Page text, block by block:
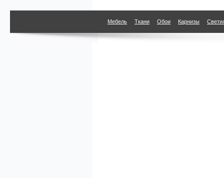
Мебель Ткани Обои Карнизы